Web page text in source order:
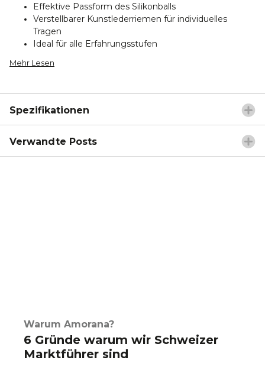
Effektive Passform des Silikonballs
Verstellbarer Kunstlederriemen für individuelles
Tragen
Ideal für alle Erfahrungsstufen
Mehr Lesen
Spezifikationen
Verwandte Posts
Warum Amorana?
6 Gründe warum wir Schweizer
Marktführer sind